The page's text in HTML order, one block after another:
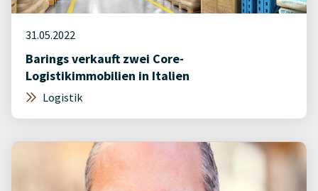
31.05.2022
Barings verkauft zwei Core-
Logistikimmobilien in Italien
Logistik